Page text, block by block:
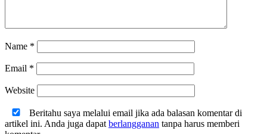
Name *
Email *
Website
Beritahu saya melalui email jika ada balasan komentar di
artikel ini. Anda juga dapat berlangganan tanpa harus memberi